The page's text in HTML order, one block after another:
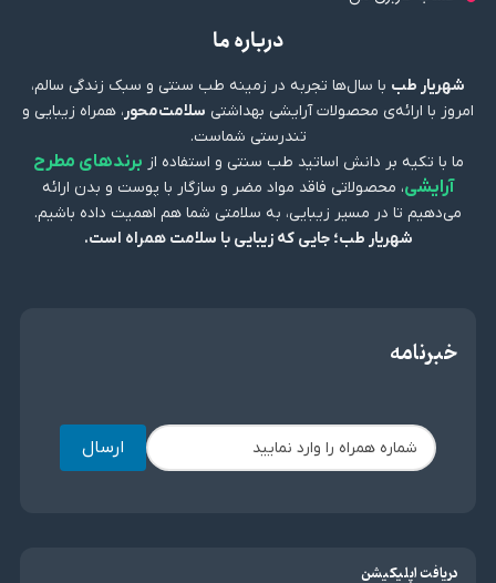
درباره ما
شهریار طب با سال‌ها تجربه در زمینه طب سنتی و سبک زندگی سالم،
امروز با ارائه‌ی محصولات آرایشی بهداشتی سلامت‌محور، همراه زیبایی و
تندرستی شماست.
ما با تکیه بر دانش اساتید طب سنتی و استفاده از برندهای مطرح
آرایشی، محصولاتی فاقد مواد مضر و سازگار با پوست و بدن ارائه
می‌دهیم تا در مسیر زیبایی، به سلامتی شما هم اهمیت داده باشیم.
شهریار طب؛ جایی که زیبایی با سلامت همراه است.
خبرنامه
ارسال
دریافت اپلیکیشن